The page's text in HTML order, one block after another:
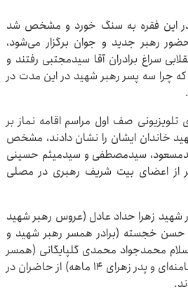
در این فقره به سنگ خورد و مشخص شد
رهبر جدید و جوان برگزار می‌شود،
سراغ برادران آقا سیدمجتبی رفتند و
چرا سه پسر رهبر شهید در این مدت در
صف اول مراسم اقامه نماز بر
خاندان ایشان را نشان دادند، مشخص
سیدمصطفی و سیدمیثم حسینی
از اعضای بیت شریف رهبری در مصلی
شهید زهرا حداد عادل (عروس رهبر شهید
حسن خجسته (برادر همسر رهبر شهید و
محمدجواد محمدی گلپایگانی (همسر
شهید سیده‌بشری حسینی خامنه‌ای و پدر زهرای ۱۴ ماهه) از حاضران در